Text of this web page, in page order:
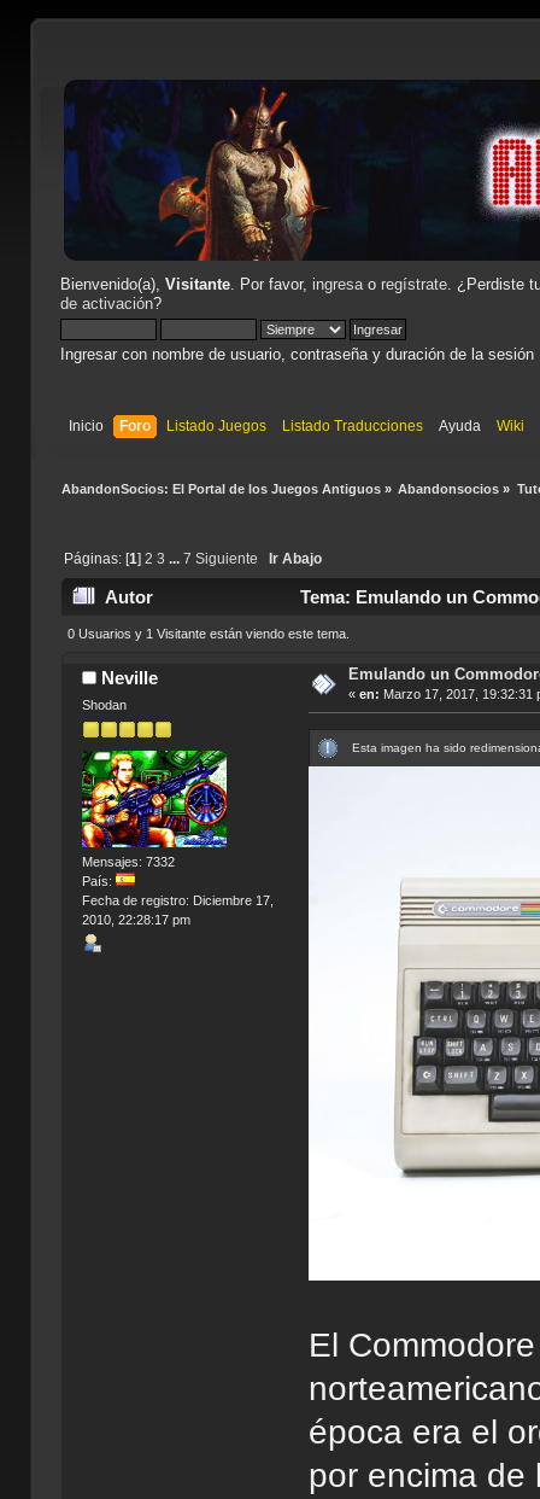
Bienvenido(a), Visitante. Por favor, ingresao regístrate. ¿Perdiste
de activación?
Ingresar con nombre de usuario, contraseña y duración de la sesión
Inicio Foro Listado Juegos Listado Traducciones Ayuda Wiki
AbandonSocios: El Portal de los Juegos Antiguos» Abandonsocios »
Páginas: [1] 2 3 ... 7 Siguiente Ir Abajo
Autor Tema: Emulando un
0 Usuarios y 1 Visitante están viendo este tema.
Neville
Shodan
Mensajes: 7332
País:
Fecha de registro: Diciembre 17,
2010, 22:28:17 pm
Emulando un
« en: Marzo 17, 2017, 19:32:31
Esta imagen ha sido
El
época era el
por encima de